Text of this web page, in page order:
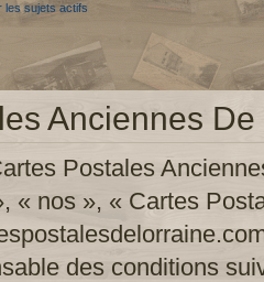
les sujets actifs
Anciennes
Postales
« nos », « Cartes
des conditions